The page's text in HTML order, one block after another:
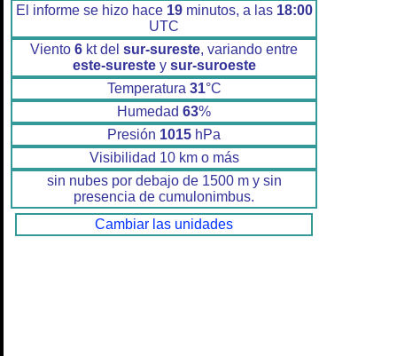
El informe se hizo hace 19minutos, a las 18:00
UTC
Viento 6 kt del sur-sureste, variando entre
este-surestey sur-suroeste
Temperatura 31°C
Humedad 63%
Presión 1015 hPa
Visibilidad 10 km o más
sin nubes por debajo de 1500 m y sin
presencia de cumulonimbus.
Cambiar las unidades